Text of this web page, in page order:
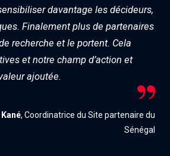
davantage les décideurs,
Finalement plus de partenaires
recherche et le portent. Cela
et notre champ d’action et
ajoutée.
, Coordinatrice du Site partenaire du
Sénégal